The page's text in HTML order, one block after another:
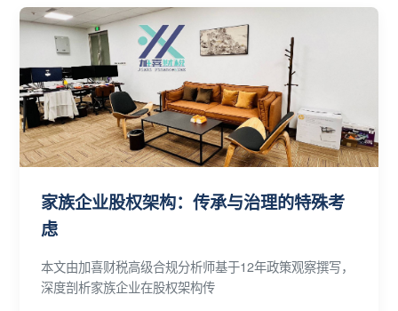
家族企业股权架构：传承与治理的特殊考
虑
本文由加喜财税高级合规分析师基于12年政策观察撰写，
深度剖析家族企业在股权架构传